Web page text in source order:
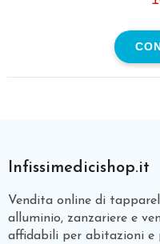
Infissimedicishop.it
Vendita online di
alluminio, zanzariere e
affidabili per abitazioni e